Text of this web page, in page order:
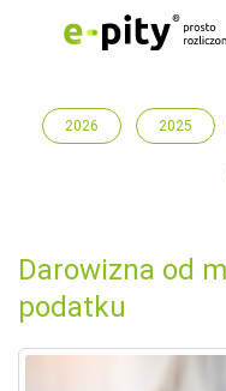
2026 2025
Darowizna od
podatku